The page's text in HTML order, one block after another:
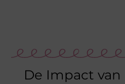
De Impact van